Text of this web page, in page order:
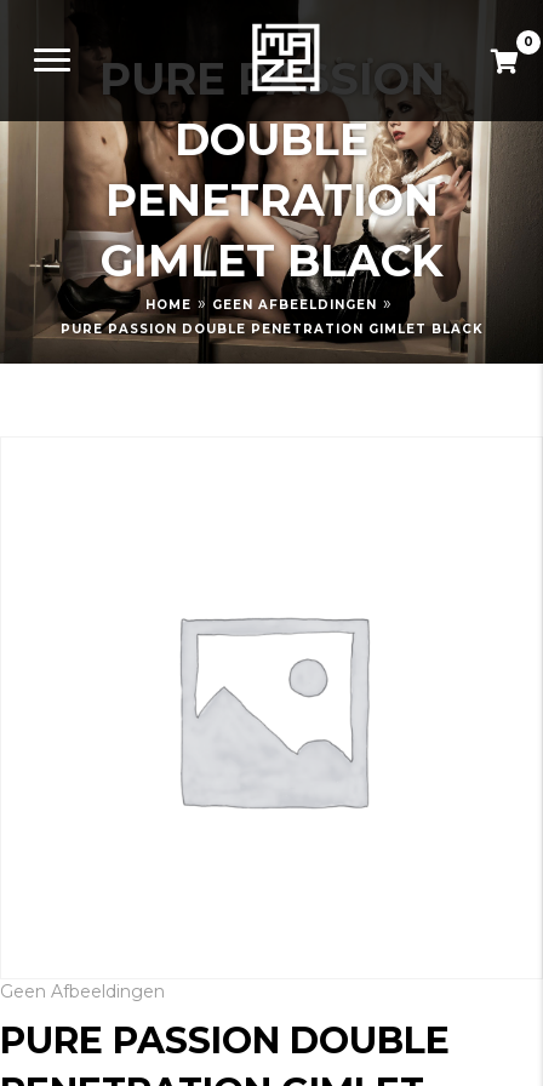
0
PURE PASSION
DOUBLE
PENETRATION
GIMLET BLACK
HOME » GEEN AFBEELDINGEN »
PURE PASSION DOUBLE PENETRATION GIMLET BLACK
Geen Afbeeldingen
PURE PASSION DOUBLE